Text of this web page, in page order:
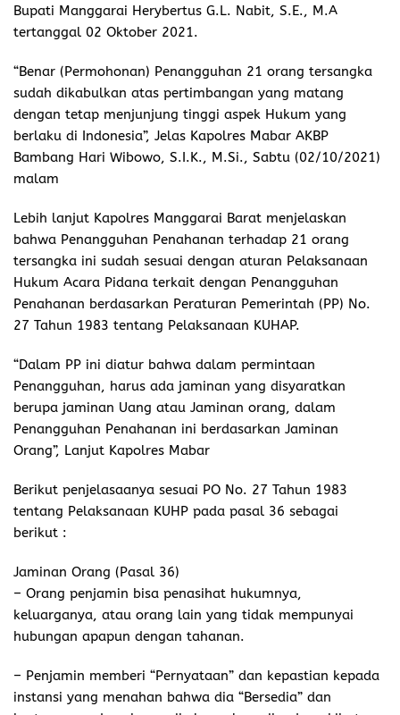
Bupati Manggarai Herybertus G.L. Nabit, S.E., M.A
tertanggal 02 Oktober 2021.
“Benar (Permohonan) Penangguhan 21 orang tersangka
sudah dikabulkan atas pertimbangan yang matang
dengan tetap menjunjung tinggi aspek Hukum yang
berlaku di Indonesia”, Jelas Kapolres Mabar AKBP
Bambang Hari Wibowo, S.I.K., M.Si., Sabtu (02/10/2021)
malam
Lebih lanjut Kapolres Manggarai Barat menjelaskan
bahwa Penangguhan Penahanan terhadap 21 orang
tersangka ini sudah sesuai dengan aturan Pelaksanaan
Hukum Acara Pidana terkait dengan Penangguhan
Penahanan berdasarkan Peraturan Pemerintah (PP) No.
27 Tahun 1983 tentang Pelaksanaan KUHAP.
“Dalam PP ini diatur bahwa dalam permintaan
Penangguhan, harus ada jaminan yang disyaratkan
berupa jaminan Uang atau Jaminan orang, dalam
Penangguhan Penahanan ini berdasarkan Jaminan
Orang”, Lanjut Kapolres Mabar
Berikut penjelasaanya sesuai PO No. 27 Tahun 1983
tentang Pelaksanaan KUHP pada pasal 36 sebagai
berikut :
Jaminan Orang (Pasal 36)
– Orang penjamin bisa penasihat hukumnya,
keluarganya, atau orang lain yang tidak mempunyai
hubungan apapun dengan tahanan.
– Penjamin memberi “Pernyataan” dan kepastian kepada
instansi yang menahan bahwa dia “Bersedia” dan